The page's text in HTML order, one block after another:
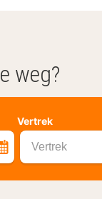
weg?
Vertrek
Vertrek